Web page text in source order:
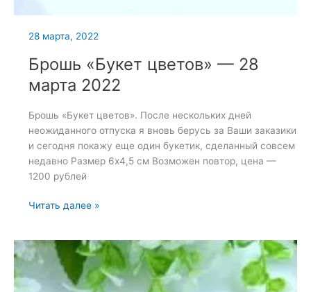
28 марта, 2022
Брошь «Букет цветов» — 28
марта 2022
Брошь «Букет цветов». После нескольких дней
неожиданного отпуска я вновь берусь за Ваши заказики
и сегодня покажу еще один букетик, сделанный совсем
недавно Размер 6х4,5 см Возможен повтор, цена —
1200 рублей
Брошь
—
марта
Читать далее »